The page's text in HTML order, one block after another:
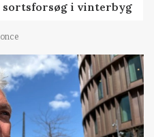
sortsforsøg i vinterbyg